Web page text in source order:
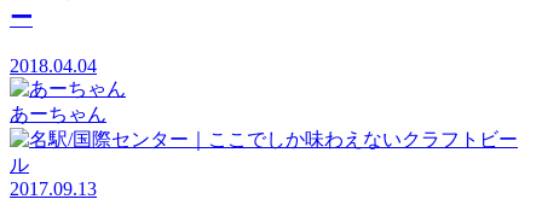
ー
2018.04.04
あーちゃん
2017.09.13